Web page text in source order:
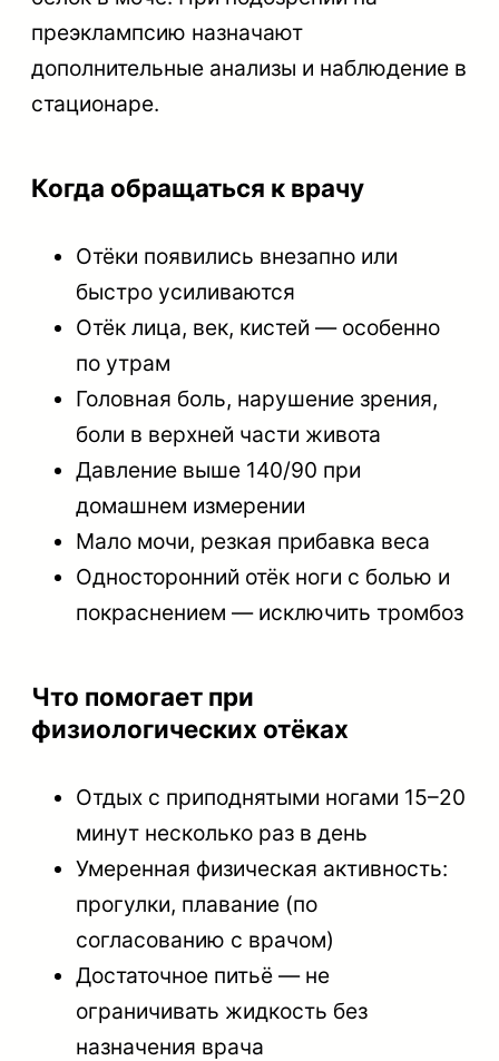
преэклампсию назначают
дополнительные анализы и наблюдение в
стационаре.
Когда обращаться к врачу
Отёки появились внезапно или
быстро усиливаются
Отёк лица, век, кистей — особенно
по утрам
Головная боль, нарушение зрения,
боли в верхней части живота
Давление выше 140/90 при
домашнем измерении
Мало мочи, резкая прибавка веса
Односторонний отёк ноги с болью и
покраснением — исключить тромбоз
Что помогает при
физиологических отёках
Отдых с приподнятыми ногами 15–20
минут несколько раз в день
Умеренная физическая активность:
прогулки, плавание (по
согласованию с врачом)
Достаточное питьё — не
ограничивать жидкость без
назначения врача